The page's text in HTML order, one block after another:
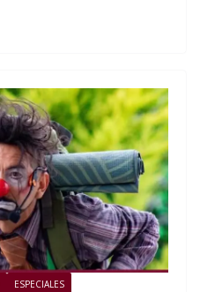
ESPECIALES